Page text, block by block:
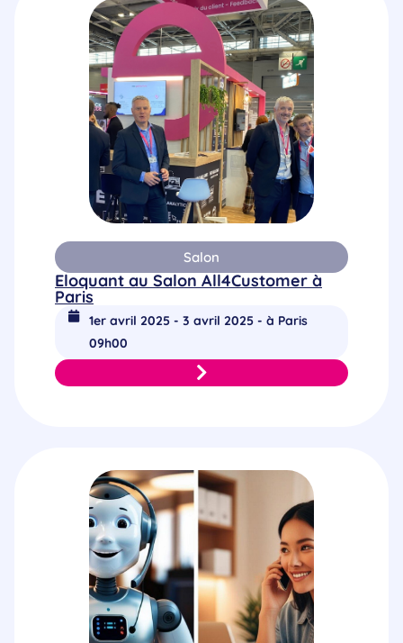
Salon
Eloquant au Salon All4Customer à
Paris
1er avril 2025 - 3 avril 2025 - à Paris
09h00